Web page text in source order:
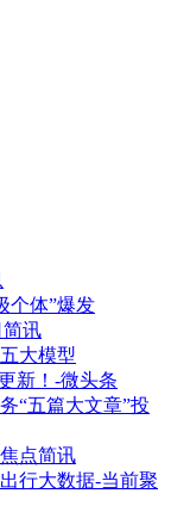
个体”爆发
简讯
大模型
新！-微头条
“五篇大文章”投
点简讯
行大数据-当前聚